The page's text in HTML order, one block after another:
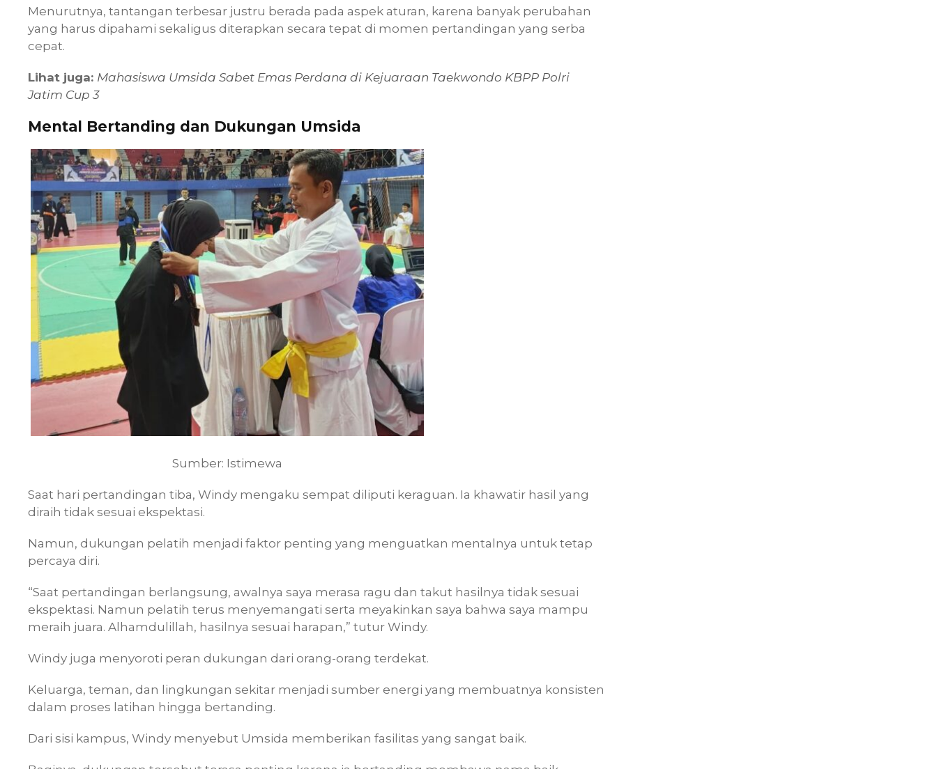
Menurutnya, tantangan terbesar justru berada pada aspek aturan, karena banyak perubahan
yang harus dipahami sekaligus diterapkan secara tepat di momen pertandingan yang serba
cepat.
Lihat juga: Mahasiswa Umsida Sabet Emas Perdana di Kejuaraan Taekwondo KBPP Polri
Jatim Cup 3
Mental Bertanding dan Dukungan Umsida
Sumber: Istimewa
Saat hari pertandingan tiba, Windy mengaku sempat diliputi keraguan. Ia khawatir hasil yang
diraih tidak sesuai ekspektasi.
Namun, dukungan pelatih menjadi faktor penting yang menguatkan mentalnya untuk tetap
percaya diri.
“Saat pertandingan berlangsung, awalnya saya merasa ragu dan takut hasilnya tidak sesuai
ekspektasi. Namun pelatih terus menyemangati serta meyakinkan saya bahwa saya mampu
meraih juara. Alhamdulillah, hasilnya sesuai harapan,” tutur Windy.
Windy juga menyoroti peran dukungan dari orang-orang terdekat.
Keluarga, teman, dan lingkungan sekitar menjadi sumber energi yang membuatnya konsisten
dalam proses latihan hingga bertanding.
Dari sisi kampus, Windy menyebut Umsida memberikan fasilitas yang sangat baik.